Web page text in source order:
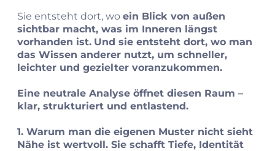
Sie entsteht dort, wo ein Blick von außen
sichtbar macht, was im Inneren längst
vorhanden ist. Und sie entsteht dort, wo man
das Wissen anderer nutzt, um schneller,
leichter und gezielter voranzukommen.
Eine neutrale Analyse öffnet diesen Raum –
klar, strukturiert und entlastend.
1. Warum man die eigenen Muster nicht sieht
Nähe ist wertvoll. Sie schafft Tiefe, Identität